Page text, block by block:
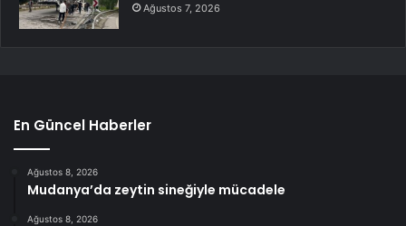
Ağustos 7, 2026
En Güncel Haberler
Ağustos 8, 2026
Mudanya’da zeytin sineğiyle mücadele
Ağustos 8, 2026